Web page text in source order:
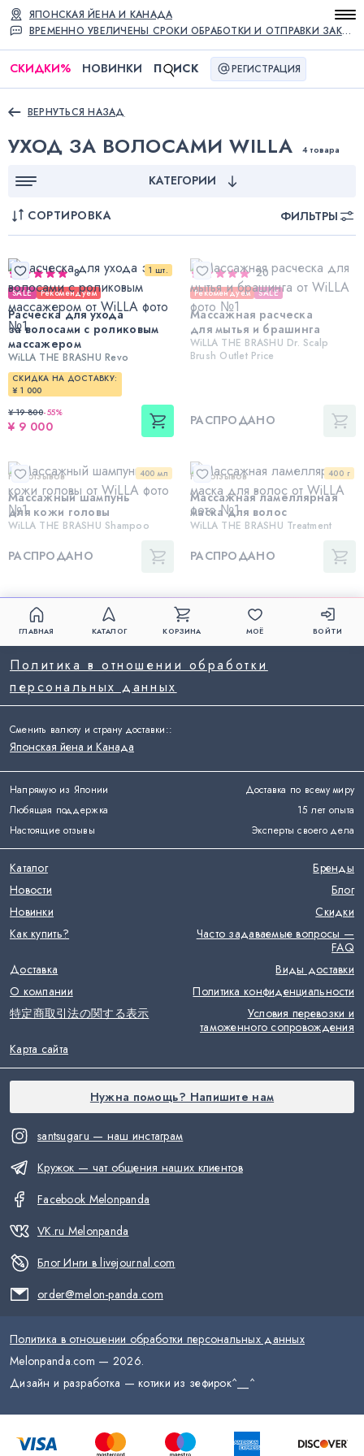
ВРЕМЕННО УВЕЛИЧЕНЫ СРОКИ ОБРАБОТКИ И ОТПРАВКИ ЗАКАЗОВ
ЯПОНСКАЯ ЙЕНА И КАНАДА
СКИДКИ% НОВИНКИ П ИСК РЕГИСТРАЦИЯ
ВЕРНУТЬСЯ НАЗАД
УХОД ЗА ВОЛОСАМИ WILLA 4 товара
КАТЕГОРИИ
СОРТИРОВКА ФИЛЬТРЫ
1 шт.
8
SALE Рекомендуем
Расческа для ухода
за волосами с роликовым
массажером
WiLLA THE BRASHU Revo
СКИДКА НА ДОСТАВКУ:
¥ 1 000
¥ 19 800-55%
¥ 9 000
20
Рекомендуем SALE
Массажная расческа
для мытья и брашинга
WiLLA THE BRASHU Dr. Scalp
Brush Outlet Price
РАСПРОДАНО
400 мл
Нет отзывов
Массажный шампунь
для кожи головы
WiLLA THE BRASHU Shampoo
РАСПРОДАНО
400 г
Нет отзывов
Массажная ламеллярная
маска для волос
WiLLA THE BRASHU Treatment
РАСПРОДАНО
ГЛАВНАЯ КАТАЛОГ КОРЗИНА МОЁ ВОЙТИ
Напрямую из Японии
Доставка по всему миру
Любящая поддержка
15 лет опыта
Настоящие отзывы
Эксперты своего дела
santsugaru — наш инстаграм
Кружок — чат общения наших клиентов
Facebook Melonpanda
VK.ru Melonpanda
Блог Инги в livejournal.com
order@melon-panda.com
Политика в отношении обработки
персональных данных
Каталог
Бренды
Новости
Блог
Новинки
Скидки
Как купить?
Часто задаваемые вопросы —
FAQ
Доставка
Виды доставки
О компании
Политика конфиденциальности
特定商取引法の関する表示
Условия перевозки и
таможенного сопровождения
Карта сайта
Сменить валюту и страну доставки::
Японская йена и Канада
Нужна помощь? Напишите нам
Политика в отношении обработки персональных данных
Melonpanda.com — 2026.
Дизайн и разработка — котики из зефирок^__^